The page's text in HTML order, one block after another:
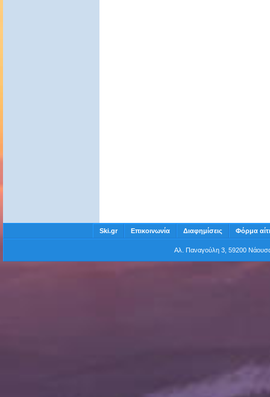
Ski.gr Επικοινωνία Διαφημίσεις Φόρμα
Αλ. Παναγούλη 3, 59200